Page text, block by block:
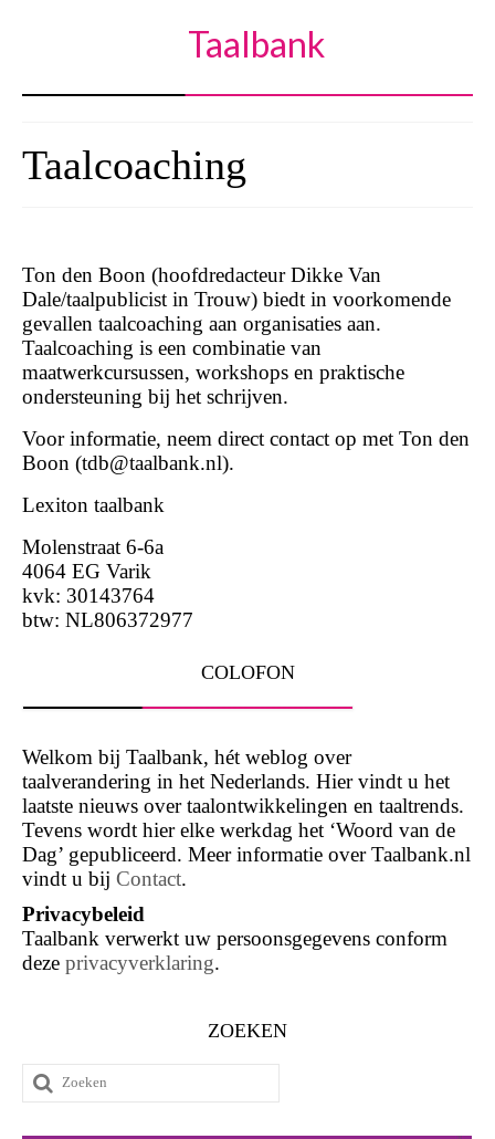
Taalbank
Taalcoaching
Ton den Boon (hoofdredacteur Dikke Van
Dale/taalpublicist in Trouw) biedt in voorkomende
gevallen taalcoaching aan organisaties aan.
Taalcoaching is een combinatie van
maatwerkcursussen, workshops en praktische
ondersteuning bij het schrijven.
Voor informatie, neem direct contact op met Ton den
Boon (tdb@taalbank.nl).
Lexiton taalbank
Molenstraat 6-6a
4064 EG Varik
kvk: 30143764
btw: NL806372977
COLOFON
Welkom bij Taalbank, hét weblog over
taalverandering in het Nederlands. Hier vindt u het
laatste nieuws over taalontwikkelingen en taaltrends.
Tevens wordt hier elke werkdag het ‘Woord van de
Dag’ gepubliceerd. Meer informatie over Taalbank.nl
vindt u bij Contact.
Privacybeleid
Taalbank verwerkt uw persoonsgegevens conform
deze privacyverklaring.
ZOEKEN
Zoeken
naar: